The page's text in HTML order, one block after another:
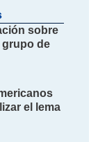
sobre
grupo de
el lema